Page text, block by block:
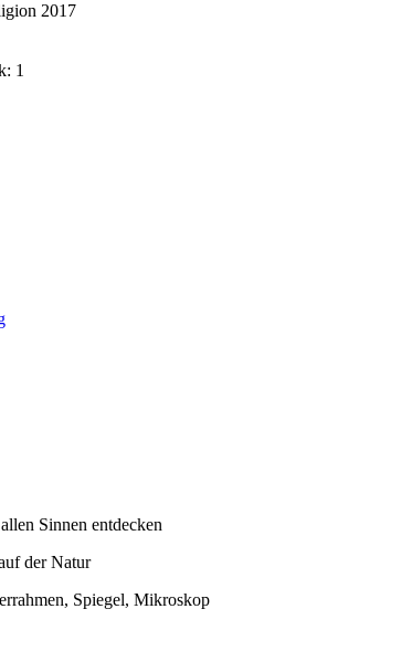
2017
1
Sinnen entdecken
der Natur
Spiegel, Mikroskop